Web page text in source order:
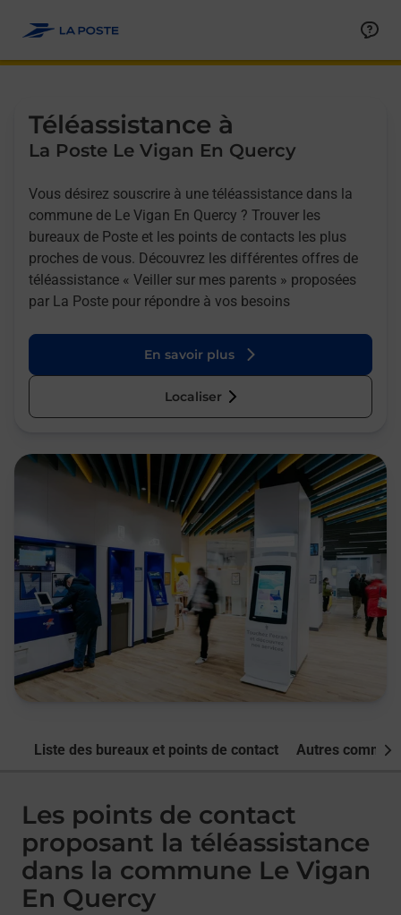
Téléassistance à
La Poste Le Vigan En Quercy
Vous désirez souscrire à une téléassistance dans la
commune de Le Vigan En Quercy ? Trouver les
bureaux de Poste et les points de contacts les plus
proches de vous. Découvrez les différentes offres de
téléassistance « Veiller sur mes parents » proposées
par La Poste pour répondre à vos besoins
En savoir plus
Localiser
Liste des bureaux et points de contact Autres
Les points de contact
proposant la téléassistance
dans la commune Le Vigan
En Quercy